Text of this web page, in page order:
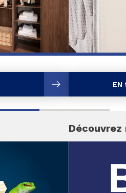
EN